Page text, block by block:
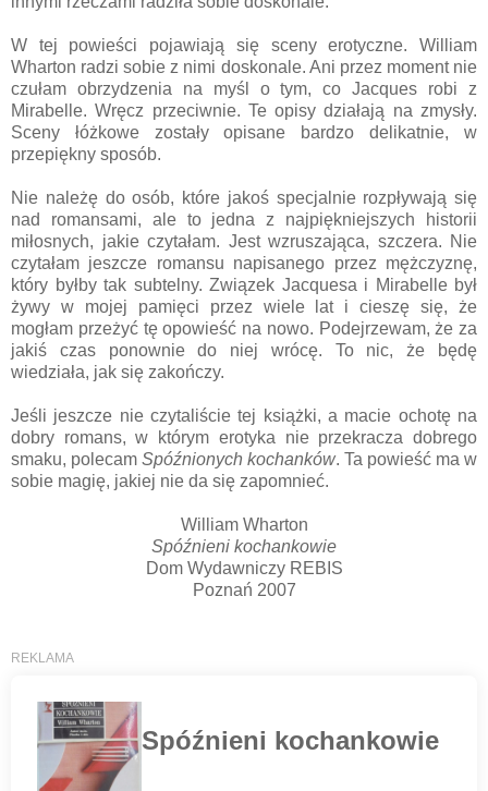
W tej powieści pojawiają się sceny erotyczne. William
Wharton radzi sobie z nimi doskonale. Ani przez moment nie
czułam obrzydzenia na myśl o tym, co Jacques robi z
Mirabelle. Wręcz przeciwnie. Te opisy działają na zmysły.
Sceny łóżkowe zostały opisane bardzo delikatnie, w
przepiękny sposób.
Nie należę do osób, które jakoś specjalnie rozpływają się
nad romansami, ale to jedna z najpiękniejszych historii
miłosnych, jakie czytałam. Jest wzruszająca, szczera. Nie
czytałam jeszcze romansu napisanego przez mężczyznę,
który byłby tak subtelny. Związek Jacquesa i Mirabelle był
żywy w mojej pamięci przez wiele lat i cieszę się, że
mogłam przeżyć tę opowieść na nowo. Podejrzewam, że za
jakiś czas ponownie do niej wrócę. To nic, że będę
wiedziała, jak się zakończy.
Jeśli jeszcze nie czytaliście tej książki, a macie ochotę na
dobry romans, w którym erotyka nie przekracza dobrego
smaku, polecam Spóźnionych kochanków. Ta powieść ma w
sobie magię, jakiej nie da się zapomnieć.
William Wharton
Spóźnieni kochankowie
Dom Wydawniczy REBIS
Poznań 2007